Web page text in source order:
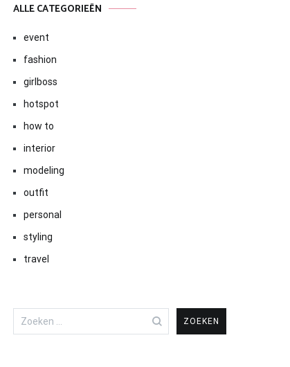
ALLE CATEGORIEËN
event
fashion
girlboss
hotspot
how to
interior
modeling
outfit
personal
styling
travel
naar: